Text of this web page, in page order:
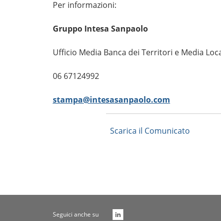
Per informazioni:
Gruppo Intesa Sanpaolo
Ufficio Media Banca dei Territori e Media
06 67124992
stampa@intesasanpaolo.com
Scarica il Comunicato
Seguici anche su